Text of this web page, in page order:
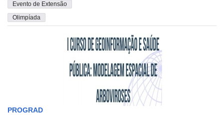
Evento de Extensão
Olimpíada
PROGRAD